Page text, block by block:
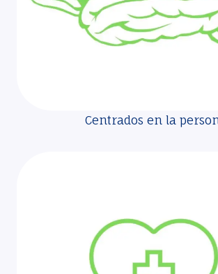
Centrados en la